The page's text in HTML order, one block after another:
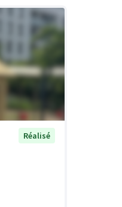
Réalisé